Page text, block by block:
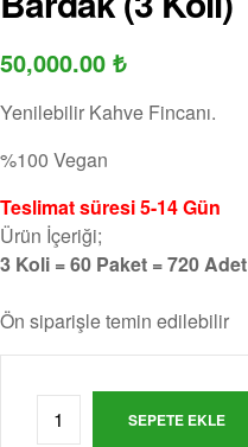
50,000.00 ₺
Yenilebilir Kahve Fincanı.
%100 Vegan
Teslimat süresi 5-14 Gün
Ürün İçeriği;
3 Koli = 60 Paket = 720 Adet
Ön siparişle temin edilebilir
SEPETE EKLE